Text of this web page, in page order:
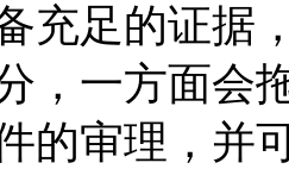
充足的证据
，一方面会
的审理，并